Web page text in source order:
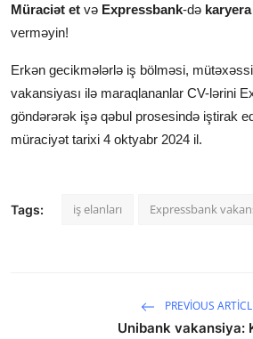
Müraciət et və Expressbank-də karyera
verməyin!
Erkən gecikmələrlə iş bölməsi,
vakansiyası ilə maraqlananlar CV-lərini
göndərərək işə qəbul prosesində iştirak
müraciyət tarixi 4 oktyabr 2024 il.
Tags: iş elanları Expressbank
PREVIOUS
Unibank vakansiya: